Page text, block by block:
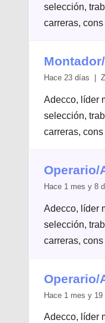
selección,
carreras, cons
Hace 23 días |
Adecco, líder
selección,
carreras, cons
Operario/
Hace 1 mes y
Adecco, líder
selección,
carreras, cons
Operario/
Hace 1 mes y
Adecco, líder